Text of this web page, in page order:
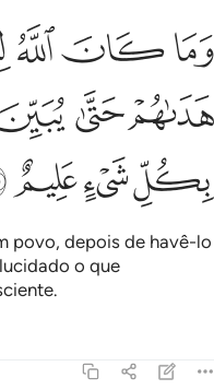
وما كان الله ليضل قوما بعد
وَمَا كَانَ ٱللَّهُ لِيُضِلَّ قَوْمًۢا بَعْدَ
ﲀﲁﲂ
ﲇﲈ
ﲐﲑﲒ
povo, depois de havê-lo
o que